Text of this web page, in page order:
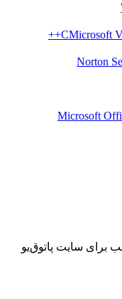
Microsoft
Norton
برای سایت پاتوق‌یو